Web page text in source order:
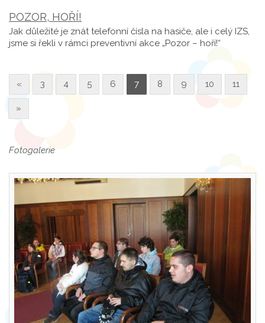
POZOR, HOŘÍ!
Jak důležité je znát telefonní čísla na hasiče, ale i celý IZS,
jsme si řekli v rámci preventivní akce „Pozor – hoří!“
« 3 4 5 6 7 8 9 10 11
»
Fotogalerie